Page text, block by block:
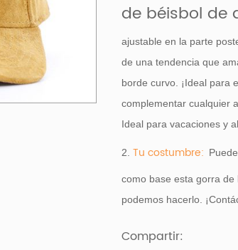
de béisbol de
ajustable en la parte
de una tendencia que
borde curvo. ¡Ideal para
complementar cualquier
Ideal para vacaciones y
2. Tu costumbre:
como base esta gorra de
podemos hacerlo.
Compartir: